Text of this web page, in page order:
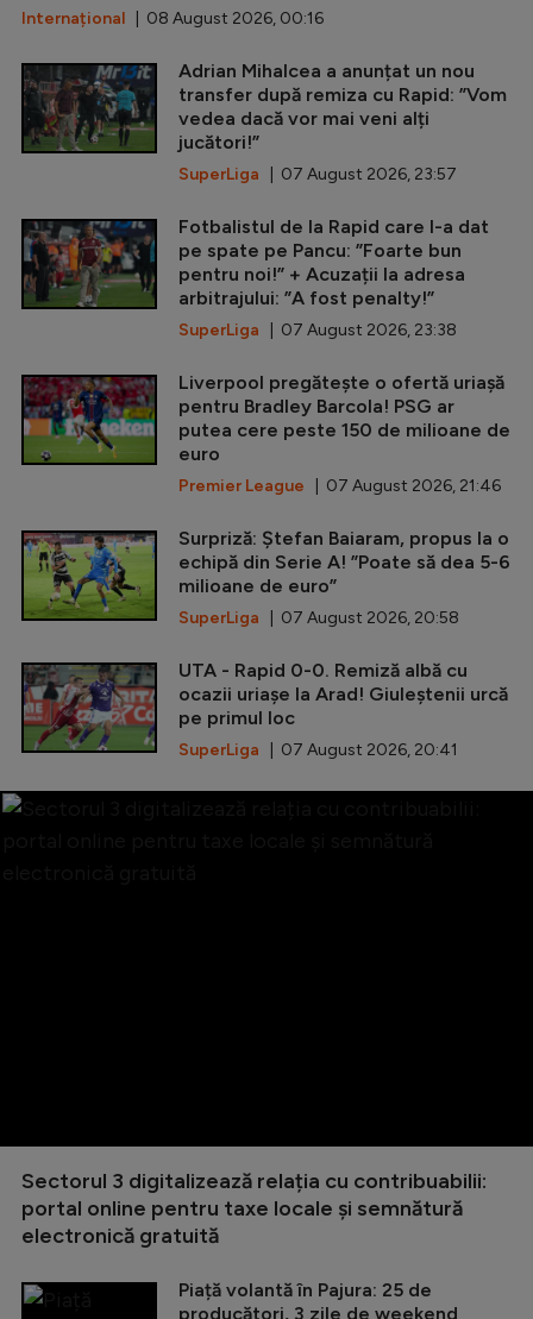
Internațional | 08 August 2026, 00:16
Adrian Mihalcea a anunțat un nou
transfer după remiza cu Rapid: ”Vom
vedea dacă vor mai veni alți
jucători!”
SuperLiga | 07 August 2026, 23:57
Fotbalistul de la Rapid care l-a dat
pe spate pe Pancu: ”Foarte bun
pentru noi!” + Acuzații la adresa
arbitrajului: ”A fost penalty!”
SuperLiga | 07 August 2026, 23:38
Liverpool pregătește o ofertă uriașă
pentru Bradley Barcola! PSG ar
putea cere peste 150 de milioane de
euro
Premier League | 07 August 2026, 21:46
Surpriză: Ștefan Baiaram, propus la o
echipă din Serie A! ”Poate să dea 5-6
milioane de euro”
SuperLiga | 07 August 2026, 20:58
UTA - Rapid 0-0. Remiză albă cu
ocazii uriașe la Arad! Giuleștenii urcă
pe primul loc
SuperLiga | 07 August 2026, 20:41
Sectorul 3 digitalizează relația cu contribuabilii:
portal online pentru taxe locale și semnătură
electronică gratuită
Piață volantă în Pajura: 25 de
producători, 3 zile de weekend